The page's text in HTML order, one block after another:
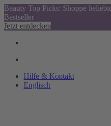
Beauty Top Picks: Shoppe
Bestseller
Jetzt entdecken
Hilfe & Kontakt
Englisch